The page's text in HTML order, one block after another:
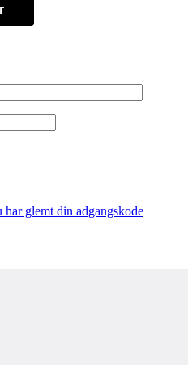
glemt din adgangskode